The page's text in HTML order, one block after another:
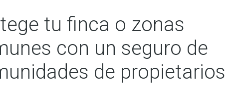
tu finca o zonas
con un seguro de
de propietarios